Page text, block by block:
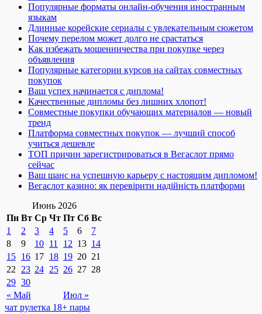
Популярные форматы онлайн-обучения иностранным
языкам
Длинные корейские сериалы с увлекательным сюжетом
Почему перелом может долго не срастаться
Как избежать мошенничества при покупке через
объявления
Популярные категории курсов на сайтах совместных
покупок
Ваш успех начинается с диплома!
Качественные дипломы без лишних хлопот!
Совместные покупки обучающих материалов — новый
тренд
Платформа совместных покупок — лучший способ
учиться дешевле
ТОП причин зарегистрироваться в Вегаслот прямо
сейчас
Ваш шанс на успешную карьеру с настоящим дипломом!
Вегаслот казино: як перевірити надійність платформи
Июнь 2026
Пн Вт Ср Чт Пт Сб Вс
« Май Июл »
1 2 3 4 5 6
7
8
9 10 11 12 13 14
15 16 17 18 19 20 21
22
23 24 25 26 27 28
29 30
чат рулетка 18+ пары